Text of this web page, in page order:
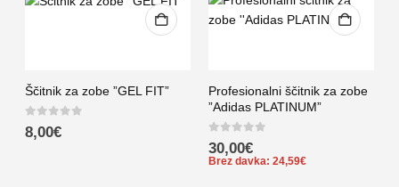
Ščitnik za zobe ”GEL FIT”
0out of 5
8,00€
Profesionalni ščitnik za zobe
”Adidas PLATINUM”
0out of 5
30,00€
Brez davka: 24,59€